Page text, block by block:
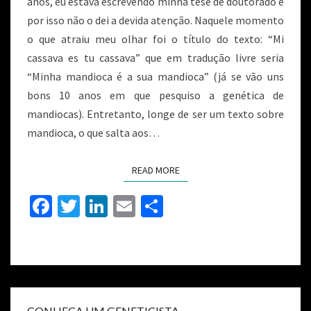
por isso não o dei a devida atenção. Naquele momento
o que atraiu meu olhar foi o título do texto: “Mi
cassava es tu cassava” que em tradução livre seria
“Minha mandioca é a sua mandioca” (já se vão uns
bons 10 anos em que pesquiso a genética de
mandiocas). Entretanto, longe de ser um texto sobre
mandioca, o que salta aos…
READ MORE
Fa
o
o
T
er
Li
dI
n
E
l
e